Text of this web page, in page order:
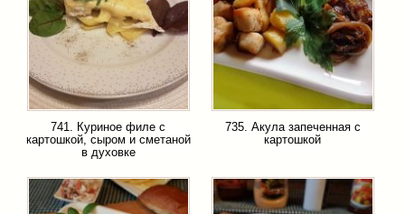
741. Куриное филе с
картошкой, сыром и сметаной
в духовке
735. Акула запеченная с
картошкой